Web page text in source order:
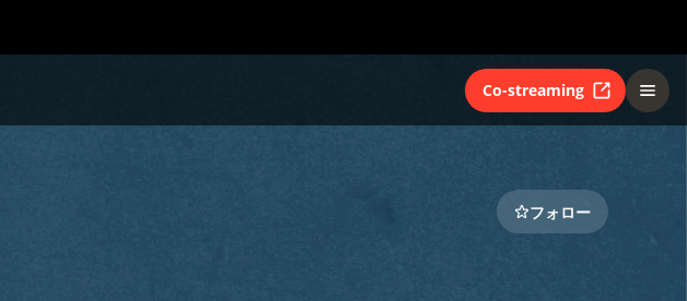
Co-streaming
フォロー